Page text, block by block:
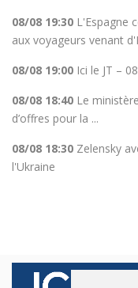
08/08 19:30 L'Espagne
aux voyageurs venant
08/08 19:00 Ici le JT –
08/08 18:40 Le
d’offres pour la ...
08/08 18:30 Zelensky
l'Ukraine